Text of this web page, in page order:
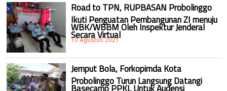
Road to TPN, RUPBASAN Probolinggo
Ikuti Penguatan Pembangunan ZI menuju
WBK/WBBM Oleh Inspektur Jenderal
Secara Virtual
10 Agustus 2021
Jemput Bola, Forkopimda Kota
Probolinggo Turun Langsung Datangi
Basecamp PPKL Untuk Audensi